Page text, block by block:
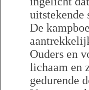
De
Ouders en
lichaam en
gedurende